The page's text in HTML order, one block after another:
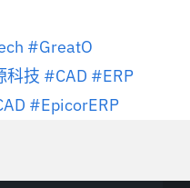
#GreatO
科技 #CAD #ERP
#EpicorERP